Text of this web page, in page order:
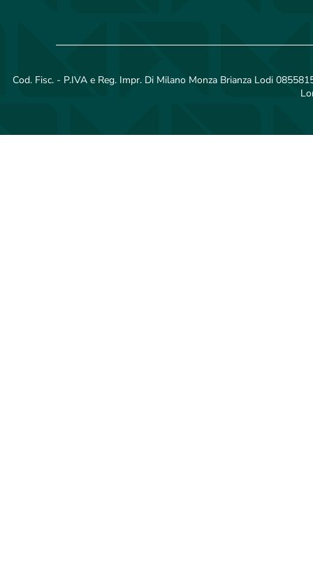
Cod. Fisc. - P.IVA e Reg. Impr. Di Milano Monza Brianza Lodi